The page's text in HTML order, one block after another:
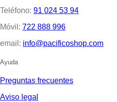
Teléfono: 91 024 53 94
Móvil: 722 888 996
email: info@pacificoshop.com
Ayuda
Preguntas frecuentes
Aviso legal